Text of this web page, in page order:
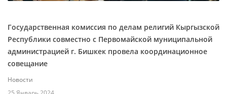
Государственная комиссия по делам религий Кыргызской
Республики совместно с Первомайской муниципальной
администрацией г. Бишкек провела координационное
совещание
Новости